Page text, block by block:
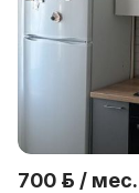
700 р. / мес.